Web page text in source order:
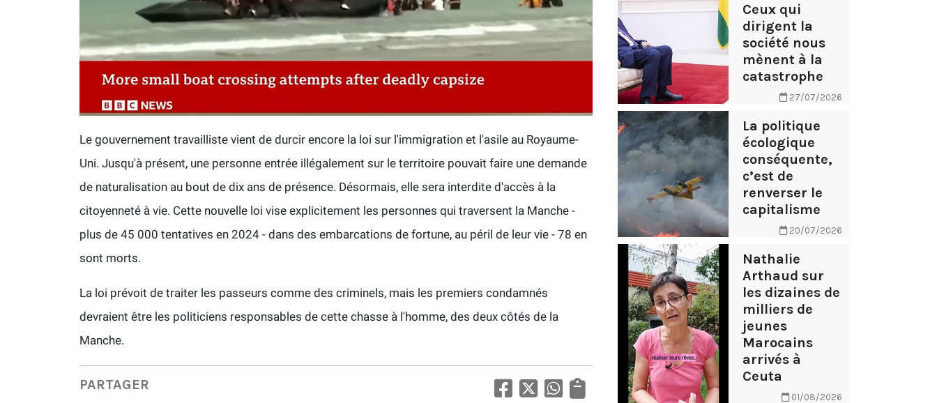
Le gouvernement travailliste vient de durcir encore la loi sur l'immigration et l'asile au Royaume-
Uni. Jusqu'à présent, une personne entrée illégalement sur le territoire pouvait faire une demande
de naturalisation au bout de dix ans de présence. Désormais, elle sera interdite d'accès à la
citoyenneté à vie. Cette nouvelle loi vise explicitement les personnes qui traversent la Manche -
plus de 45 000 tentatives en 2024 - dans des embarcations de fortune, au péril de leur vie - 78 en
sont morts.
La loi prévoit de traiter les passeurs comme des criminels, mais les premiers condamnés
devraient être les politiciens responsables de cette chasse à l'homme, des deux côtés de la
Manche.
PARTAGER
Ceux qui
dirigent la
société nous
mènent à la
catastrophe
27/07/2026
La politique
écologique
conséquente,
c’est de
renverser le
capitalisme
20/07/2026
Nathalie
Arthaud sur
les dizaines de
milliers de
jeunes
Marocains
arrivés à
Ceuta
01/08/2026